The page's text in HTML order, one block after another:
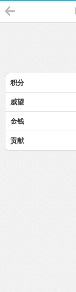
积分
威望
金钱
贡献